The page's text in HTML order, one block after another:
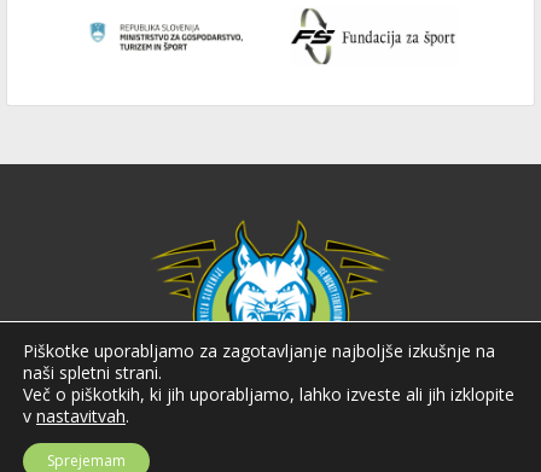
Hokejska zveza Slovenije
Piškotke uporabljamo za zagotavljanje najboljše izkušnje na
naši spletni strani.
Več o piškotkih, ki jih uporabljamo, lahko izveste ali jih izklopite
v nastavitvah.
Sprejemam